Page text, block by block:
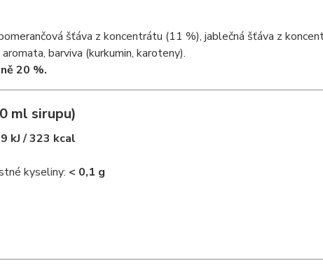
šťáva z koncentrátu (11 %), jablečná šťáva z
barviva (kurkumin, karoteny).
20 %.
ml sirupu)
kJ / 323 kcal
kyseliny: < 0,1 g